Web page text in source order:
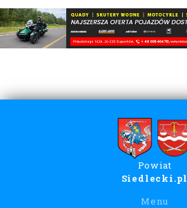
Powiat
Siedlecki.pl
Menu